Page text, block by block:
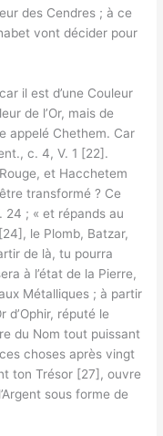
des Cendres ; à ce
vont décider pour
il est d’une Couleur
de l’Or, mais de
appelé Chethem. Car
c. 4, V. 1 [22].
et Hacchetem
transformé ? Ce
24 ; « et répands au
le Plomb, Batzar,
de là, tu pourra
à l’état de la Pierre,
Métalliques ; à partir
d’Ophir, réputé le
du Nom tout puissant
choses après vingt
ton Trésor [27], ouvre
sous forme de